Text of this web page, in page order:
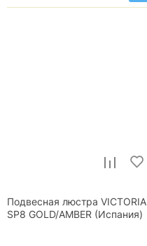
Подвесная люстра VICTORIA
SP8 GOLD/AMBER (Испания)